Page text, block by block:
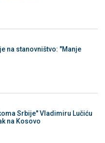
na stanovništvo: "Manje
Srbije" Vladimiru Lučiću
na Kosovo